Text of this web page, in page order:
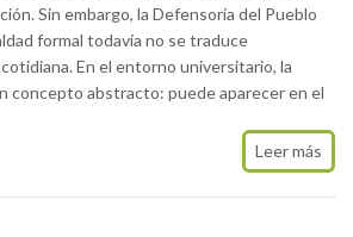
Sin embargo, la Defensoría del Pueblo
formal todavía no se traduce
En el entorno universitario, la
concepto abstracto: puede aparecer en el
Leer más